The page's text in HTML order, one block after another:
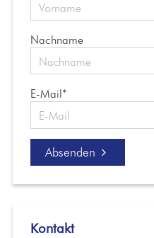
Nachname
E-Mail*
Absenden
Kontakt